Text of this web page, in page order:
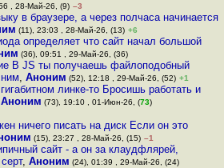
, 28-Май-26, (9) –3
в браузере, а через полчаса начинается
(11), 23:03 , 28-Май-26, (13) +6
определяет что сайт начал большой
(36), 09:51 , 29-Май-26, (36)
В JS ты получаешь файлоподобный
, Аноним (52), 12:18 , 29-Май-26, (52) +1
линке-то Бросишь работать и
Аноним (73), 19:10 , 01-Июн-26, (73)
ничего писать на диск Если он это
(15), 23:27 , 28-Май-26, (15) –1
сайт - а он за клаудфлярей,
, Аноним (24), 01:39 , 29-Май-26, (24)